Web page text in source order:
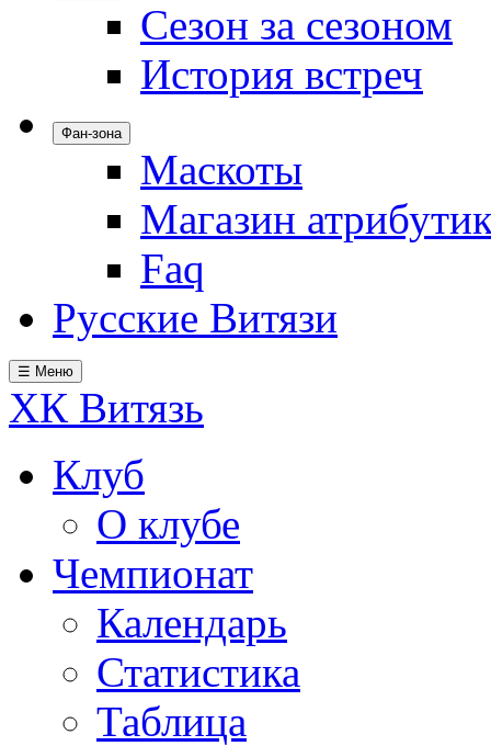
Сезон за сезоном
История встреч
Фан-зона
Маскоты
Магазин
Faq
Русские Витязи
☰ Меню
ХК Витязь
Клуб
О клубе
Чемпионат
Календарь
Статистика
Таблица